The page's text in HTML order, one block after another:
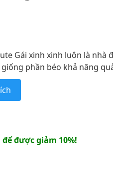
Gái xinh xinh luôn là nhà
phần béo khả năng
để được giảm 10%!